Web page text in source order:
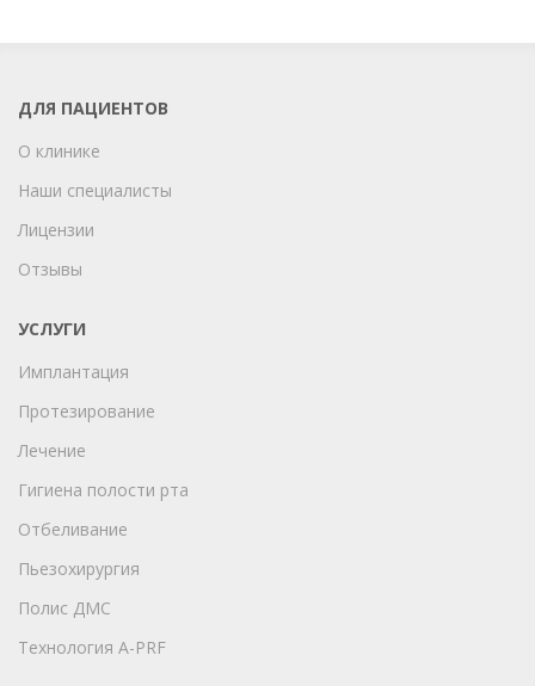
ДЛЯ ПАЦИЕНТОВ
О клинике
Наши специалисты
Лицензии
Отзывы
УСЛУГИ
Имплантация
Протезирование
Лечение
Гигиена полости рта
Отбеливание
Пьезохирургия
Полис ДМС
Технология A-PRF